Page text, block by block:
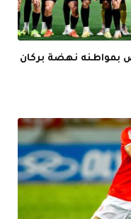
بمواطنه نهضة بركان